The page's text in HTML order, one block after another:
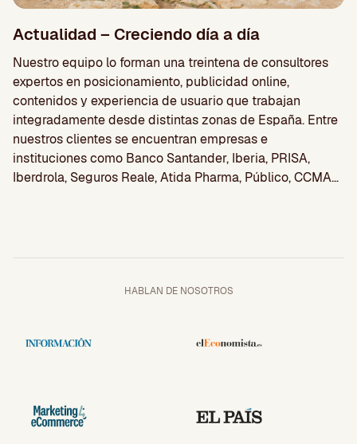
Actualidad – Creciendo día a día
Nuestro equipo lo forman una treintena de consultores
expertos en posicionamiento, publicidad online,
contenidos y experiencia de usuario que trabajan
integradamente desde distintas zonas de España. Entre
nuestros clientes se encuentran empresas e
instituciones como Banco Santander, Iberia, PRISA,
Iberdrola, Seguros Reale, Atida Pharma, Público, CCMA…
HABLAN DE NOSOTROS